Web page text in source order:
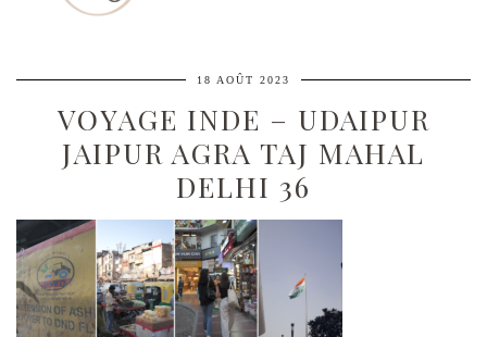
18 AOÛT 2023
VOYAGE INDE – UDAIPUR
JAIPUR AGRA TAJ MAHAL
DELHI 36